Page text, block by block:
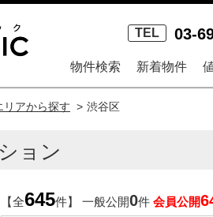
TEL 03-
物件検索 新着物件
リアから探す 渋谷区
ョン
【全645件】 一般公開0件 会員公開